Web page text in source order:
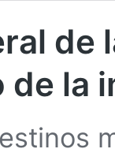
de
de la